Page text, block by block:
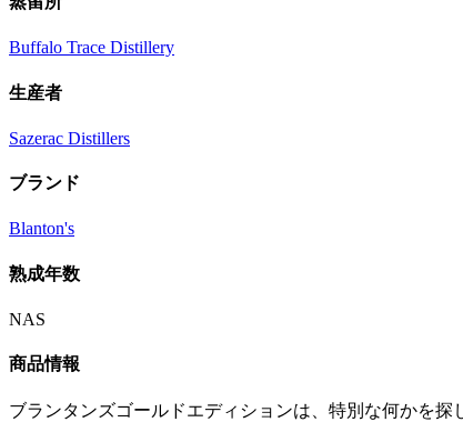
Buffalo Trace Distillery
生産者
Sazerac Distillers
ブランド
Blanton's
熟成年数
NAS
商品情報
ブランタンズゴールドエディションは、特別な何かを